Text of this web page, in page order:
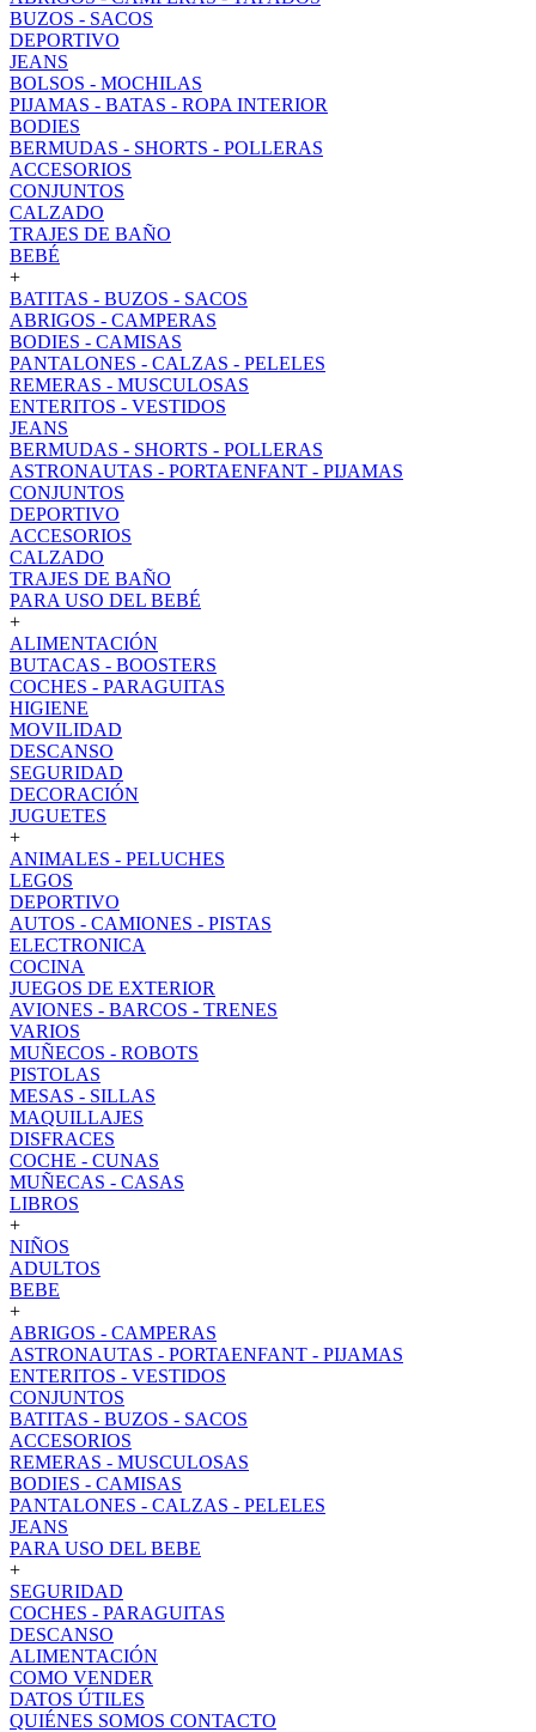
BUZOS - SACOS
DEPORTIVO
JEANS
BOLSOS - MOCHILAS
PIJAMAS - BATAS - ROPA INTERIOR
BODIES
BERMUDAS - SHORTS - POLLERAS
ACCESORIOS
CONJUNTOS
CALZADO
TRAJES DE BAÑO
BEBÉ
+
BATITAS - BUZOS - SACOS
ABRIGOS - CAMPERAS
BODIES - CAMISAS
PANTALONES - CALZAS - PELELES
REMERAS - MUSCULOSAS
ENTERITOS - VESTIDOS
JEANS
BERMUDAS - SHORTS - POLLERAS
ASTRONAUTAS - PORTAENFANT - PIJAMAS
CONJUNTOS
DEPORTIVO
ACCESORIOS
CALZADO
TRAJES DE BAÑO
PARA USO DEL BEBÉ
+
ALIMENTACIÓN
BUTACAS - BOOSTERS
COCHES - PARAGUITAS
HIGIENE
MOVILIDAD
DESCANSO
SEGURIDAD
DECORACIÓN
JUGUETES
+
ANIMALES - PELUCHES
LEGOS
DEPORTIVO
AUTOS - CAMIONES - PISTAS
ELECTRONICA
COCINA
JUEGOS DE EXTERIOR
AVIONES - BARCOS - TRENES
VARIOS
MUÑECOS - ROBOTS
PISTOLAS
MESAS - SILLAS
MAQUILLAJES
DISFRACES
COCHE - CUNAS
MUÑECAS - CASAS
LIBROS
+
NIÑOS
ADULTOS
BEBE
+
ABRIGOS - CAMPERAS
ASTRONAUTAS - PORTAENFANT - PIJAMAS
ENTERITOS - VESTIDOS
CONJUNTOS
BATITAS - BUZOS - SACOS
ACCESORIOS
REMERAS - MUSCULOSAS
BODIES - CAMISAS
PANTALONES - CALZAS - PELELES
JEANS
PARA USO DEL BEBE
+
SEGURIDAD
COCHES - PARAGUITAS
DESCANSO
ALIMENTACIÓN
COMO VENDER
DATOS ÚTILES
QUIÉNES SOMOS CONTACTO